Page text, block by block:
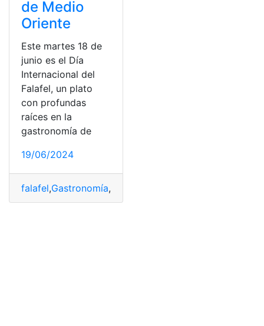
de Medio
Oriente
Este martes 18 de
junio es el Día
Internacional del
Falafel, un plato
con profundas
raíces en la
gastronomía de
19/06/2024
falafel,Gastronomía,